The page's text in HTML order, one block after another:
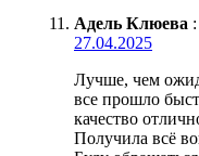
Адель Клюева :
27.04.2025
Лучше, чем
все прошло
качество
Получила всё